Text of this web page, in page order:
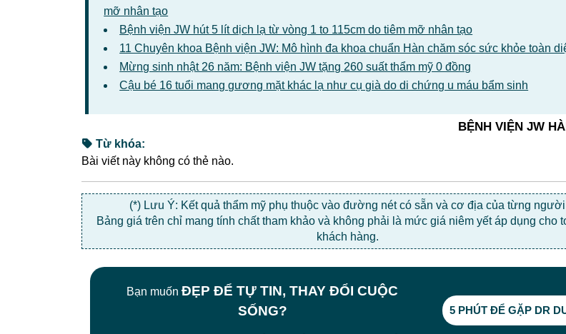
mỡ nhân tạo
Bệnh viện JW hút 5 lít dịch lạ từ vòng 1 to 115cm do tiêm mỡ nhân tạo
11 Chuyên khoa Bệnh viện JW: Mô hình đa khoa chuẩn Hàn chăm sóc sức khỏe toàn
Mừng sinh nhật 26 năm: Bệnh viện JW tặng 260 suất thẩm mỹ 0 đồng
Cậu bé 16 tuổi mang gương mặt khác lạ như cụ già do di chứng u máu bẩm sinh
BỆNH VIỆN JW
Từ khóa:
Bài viết này không có thẻ nào.
(*) Lưu Ý: Kết quả thẩm mỹ phụ thuộc vào đường nét có sẵn và cơ địa của từng người
Bảng giá trên chỉ mang tính chất tham khảo và không phải là mức giá niêm yết áp dụng cho
khách hàng.
Bạn muốn ĐẸP ĐỂ TỰ TIN, THAY ĐỔI CUỘC
SỐNG?
5 PHÚT ĐỂ GẶP DR